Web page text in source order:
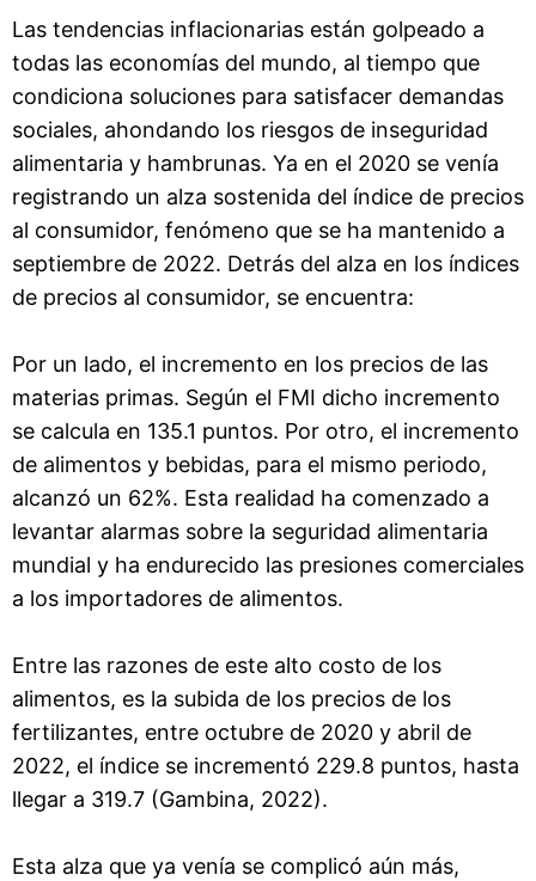
Las tendencias inflacionarias están golpeado a
todas las economías del mundo, al tiempo que
condiciona soluciones para satisfacer demandas
sociales, ahondando los riesgos de inseguridad
alimentaria y hambrunas. Ya en el 2020 se venía
registrando un alza sostenida del índice de precios
al consumidor, fenómeno que se ha mantenido a
septiembre de 2022. Detrás del alza en los índices
de precios al consumidor, se encuentra:
Por un lado, el incremento en los precios de las
materias primas. Según el FMI dicho incremento
se calcula en 135.1 puntos. Por otro, el incremento
de alimentos y bebidas, para el mismo periodo,
alcanzó un 62%. Esta realidad ha comenzado a
levantar alarmas sobre la seguridad alimentaria
mundial y ha endurecido las presiones comerciales
a los importadores de alimentos.
Entre las razones de este alto costo de los
alimentos, es la subida de los precios de los
fertilizantes, entre octubre de 2020 y abril de
2022, el índice se incrementó 229.8 puntos, hasta
llegar a 319.7 (Gambina, 2022).
Esta alza que ya venía se complicó aún más,